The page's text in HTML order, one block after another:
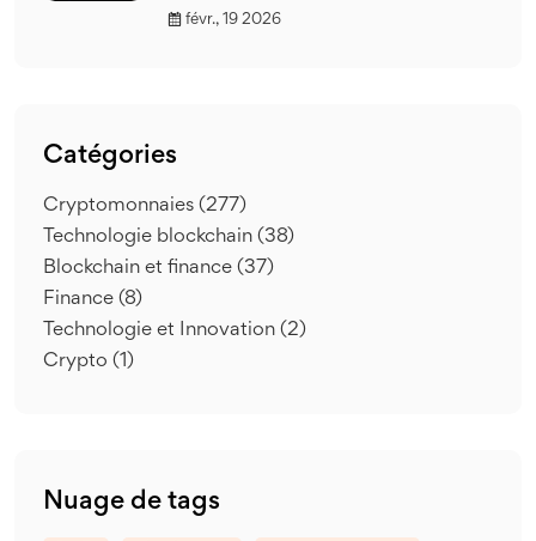
févr., 19 2026
Catégories
Cryptomonnaies (277)
Technologie blockchain (38)
Blockchain et finance (37)
Finance (8)
Technologie et Innovation (2)
Crypto (1)
Nuage de tags